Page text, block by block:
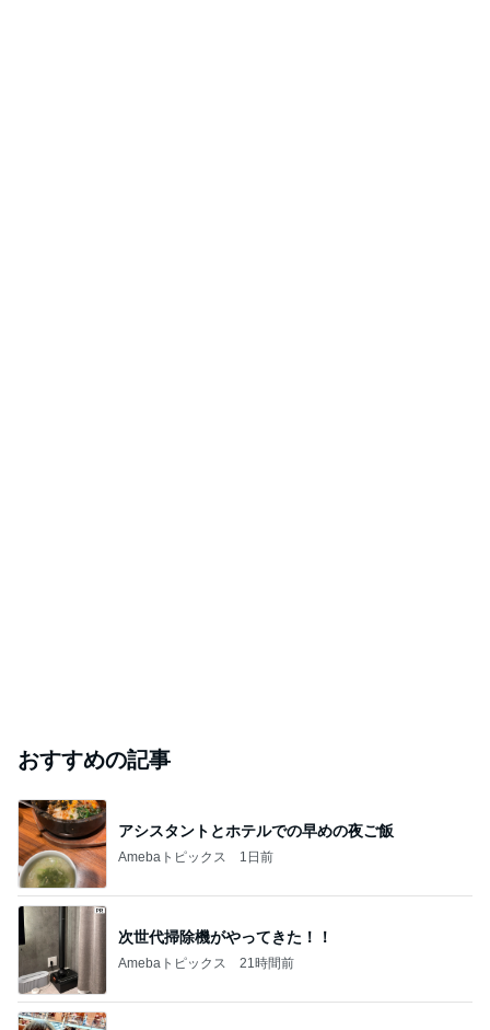
おすすめの記事
アシスタントとホテルでの早めの夜ご飯
Amebaトピックス 1日前
次世代掃除機がやってきた！！
Amebaトピックス 21時間前